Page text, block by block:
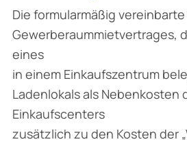
Die formularmäßig
Gewerberaummietvertrages,
eines
in einem Einkaufszentrum
Ladenlokals als Nebenkosten
Einkaufscenters
zusätzlich zu den Kosten der